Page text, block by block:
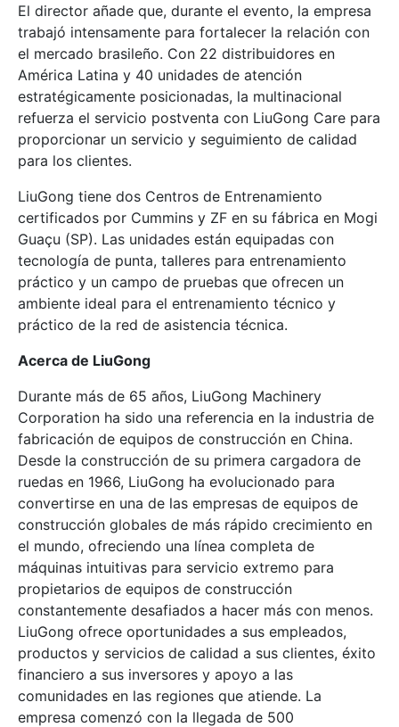
El director añade que, durante el evento, la empresa
trabajó intensamente para fortalecer la relación con
el mercado brasileño. Con 22 distribuidores en
América Latina y 40 unidades de atención
estratégicamente posicionadas, la multinacional
refuerza el servicio postventa con LiuGong Care para
proporcionar un servicio y seguimiento de calidad
para los clientes.
LiuGong tiene dos Centros de Entrenamiento
certificados por Cummins y ZF en su fábrica en Mogi
Guaçu (SP). Las unidades están equipadas con
tecnología de punta, talleres para entrenamiento
práctico y un campo de pruebas que ofrecen un
ambiente ideal para el entrenamiento técnico y
práctico de la red de asistencia técnica.
Acerca de LiuGong
Durante más de 65 años, LiuGong Machinery
Corporation ha sido una referencia en la industria de
fabricación de equipos de construcción en China.
Desde la construcción de su primera cargadora de
ruedas en 1966, LiuGong ha evolucionado para
convertirse en una de las empresas de equipos de
construcción globales de más rápido crecimiento en
el mundo, ofreciendo una línea completa de
máquinas intuitivas para servicio extremo para
propietarios de equipos de construcción
constantemente desafiados a hacer más con menos.
LiuGong ofrece oportunidades a sus empleados,
productos y servicios de calidad a sus clientes, éxito
financiero a sus inversores y apoyo a las
comunidades en las regiones que atiende. La
empresa comenzó con la llegada de 500